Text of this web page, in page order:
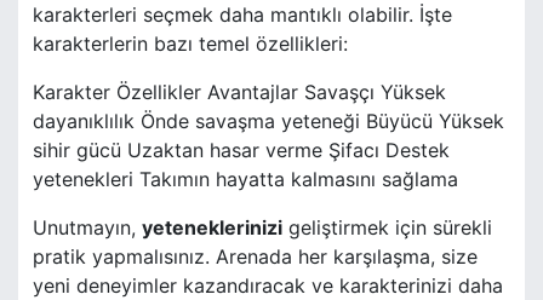
karakterleri seçmek daha mantıklı olabilir. İşte
karakterlerin bazı temel özellikleri:
Karakter Özellikler Avantajlar Savaşçı Yüksek
dayanıklılık Önde savaşma yeteneği Büyücü Yüksek
sihir gücü Uzaktan hasar verme Şifacı Destek
yetenekleri Takımın hayatta kalmasını sağlama
Unutmayın, yeteneklerinizi geliştirmek için sürekli
pratik yapmalısınız. Arenada her karşılaşma, size
yeni deneyimler kazandıracak ve karakterinizi daha